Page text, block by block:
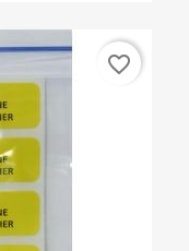
favorite_border